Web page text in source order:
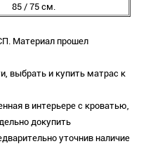
85 / 75 см.
Материал прошел
выбрать и купить матрас к
в интерьере с кроватью,
докупить
уточнив наличие